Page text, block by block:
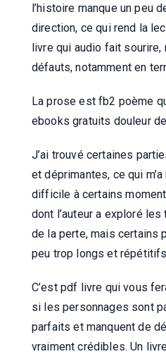
l’histoire manque un peu
direction, ce qui rend la
livre qui audio fait
défauts, notamment en
La prose est fb2 poème
ebooks gratuits douleur
J’ai trouvé certaines
et déprimantes, ce qui
difficile à certains
dont l’auteur a exploré les
de la perte, mais certains
peu trop longs et
C’est pdf livre qui vous
si les personnages sont
parfaits et manquent de
vraiment crédibles. Un